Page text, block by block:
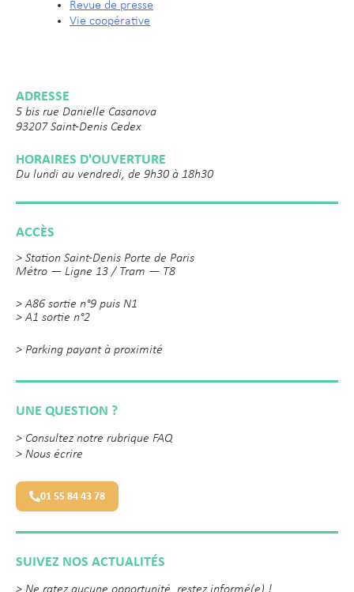
Revue de presse
Vie coopérative
ADRESSE
5 bis rue Danielle Casanova
93207 Saint-Denis Cedex
HORAIRES D'OUVERTURE
Du lundi au vendredi, de 9h30 à 18h30
ACCÈS
> Station Saint-Denis Porte de Paris
Métro — Ligne 13 / Tram — T8
> A86 sortie n°9 puis N1
> A1 sortie n°2
> Parking payant à proximité
UNE QUESTION ?
> Consultez notre rubrique FAQ
> Nous écrire
01 55 84 43 78
SUIVEZ NOS ACTUALITÉS
> Ne ratez aucune opportunité, restez informé(e) !